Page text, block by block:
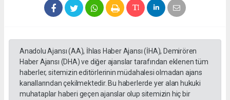
Anadolu Ajansı (AA), İhlas Haber Ajansı (İHA), Demirören
Haber Ajansı (DHA) ve diğer ajanslar tarafından eklenen tüm
haberler, sitemizin editörlerinin müdahalesi olmadan ajans
kanallarından çekilmektedir. Bu haberlerde yer alan hukuki
muhataplar haberi geçen ajanslar olup sitemizin hiç bir